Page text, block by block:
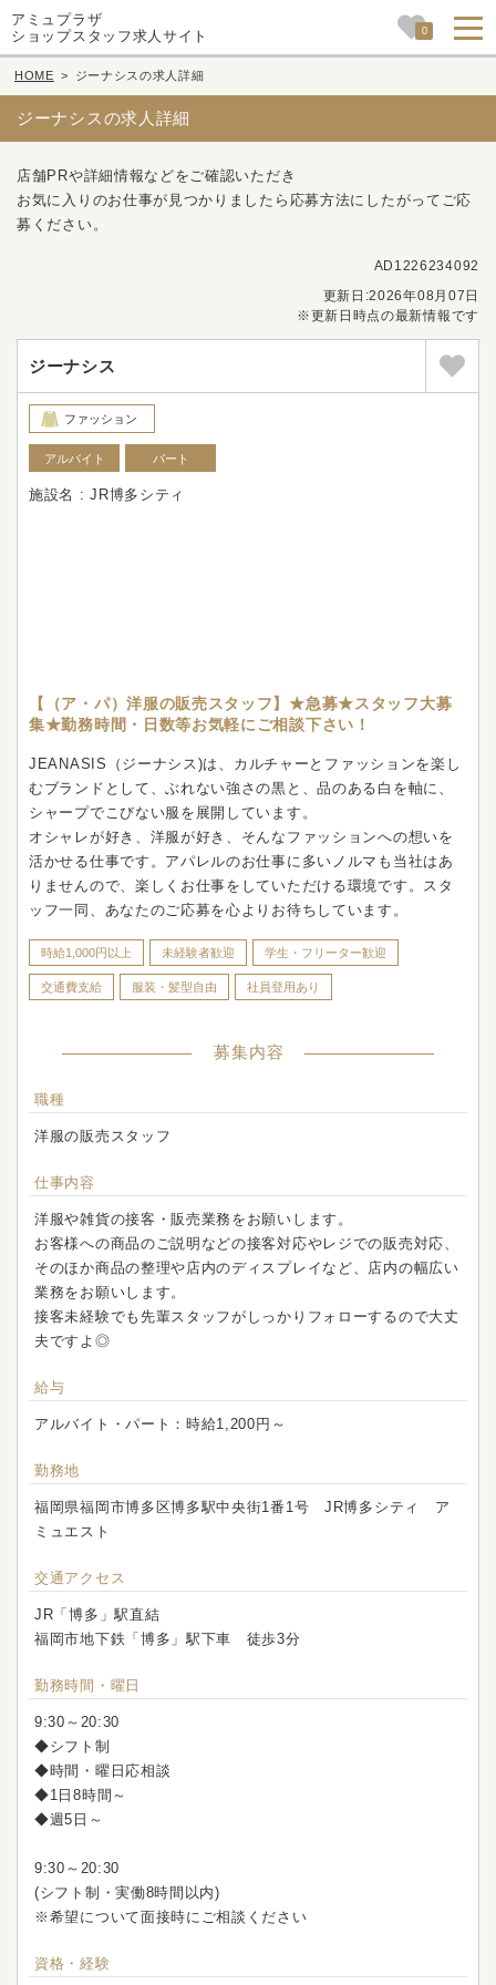
アミュプラザ
ショップスタッフ求人サイト
0
HOME > ジーナシスの求人詳細
ジーナシスの求人詳細
店舗PRや詳細情報などをご確認いただき
お気に入りのお仕事が見つかりましたら応募方法にしたがってご応
募ください。
AD1226234092
更新日:2026年08月07日
※更新日時点の最新情報です
ジーナシス
ファッション
アルバイト パート
施設名 : JR博多シティ
【（ア・パ）洋服の販売スタッフ】★急募★スタッフ大募
集★勤務時間・日数等お気軽にご相談下さい！
JEANASIS（ジーナシス)は、カルチャーとファッションを楽し
むブランドとして、ぶれない強さの黒と、品のある白を軸に、
シャープでこびない服を展開しています。
オシャレが好き、洋服が好き、そんなファッションへの想いを
活かせる仕事です。アパレルのお仕事に多いノルマも当社はあ
りませんので、楽しくお仕事をしていただける環境です。スタ
ッフ一同、あなたのご応募を心よりお待ちしています。
時給1,000円以上 未経験者歓迎 学生・フリーター歓迎
交通費支給 服装・髪型自由 社員登用あり
募集内容
職種
洋服の販売スタッフ
仕事内容
洋服や雑貨の接客・販売業務をお願いします。
お客様への商品のご説明などの接客対応やレジでの販売対応、
そのほか商品の整理や店内のディスプレイなど、店内の幅広い
業務をお願いします。
接客未経験でも先輩スタッフがしっかりフォローするので大丈
夫ですよ◎
給与
アルバイト・パート：時給1,200円～
勤務地
福岡県福岡市博多区博多駅中央街1番1号 JR博多シティ ア
ミュエスト
交通アクセス
JR「博多」駅直結
福岡市地下鉄「博多」駅下車 徒歩3分
勤務時間・曜日
9:30～20:30
◆シフト制
◆時間・曜日応相談
◆1日8時間～
◆週5日～
9:30～20:30
(シフト制・実働8時間以内)
※希望について面接時にご相談ください
資格・経験